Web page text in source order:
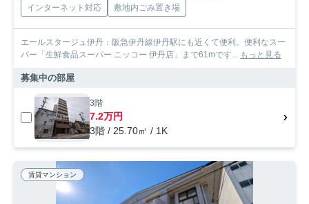
インターネット対応
敷地内ごみ置き場
エールスタージュ伊丹：阪急伊丹線伊丹駅にも近くて便利。便利なスー
パー「生鮮食品スーパー ニッコー 伊丹店」まで61mです... もっと見る
募集中の部屋
3階
7.2万円
3階 / 25.70㎡ / 1K
賃貸マンション